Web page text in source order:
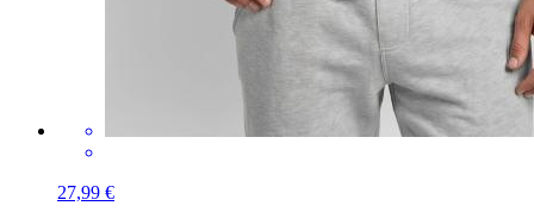
27,99 €